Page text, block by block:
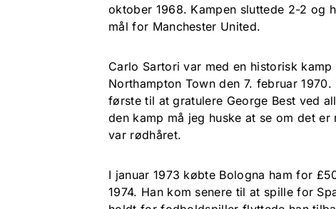
oktober 1968. Kampen sluttede 2-2 og
mål for Manchester United.
Carlo Sartori var med en historisk
Northampton Town den 7. februar
første til at gratulere George Best ved
den kamp må jeg huske at se om det
var rødhåret.
I januar 1973 købte Bologna ham for
1974. Han kom senere til at spille for